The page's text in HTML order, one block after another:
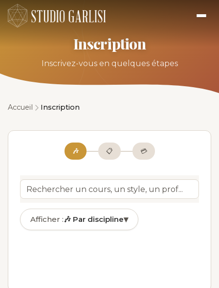
Inscription
Inscrivez-vous en quelques étapes
Accueil Inscription
🎶 📋 💳
Afficher :🎶 Par discipline▾